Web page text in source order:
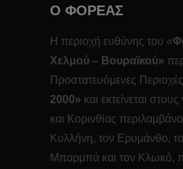
O ΦΟΡΕΑΣ
Η περιοχή ευθύνης του «
Χελμού – Βουραϊκού»
Προστατευόμενες
2000» και εκτείνεται
και Κορινθίας
Κυλλήνη, τον Ερυμάνθο,
Μπαρμπά και τον Κλωκό,